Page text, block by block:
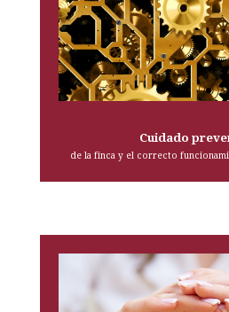
Cuidado
de la finca y el correcto